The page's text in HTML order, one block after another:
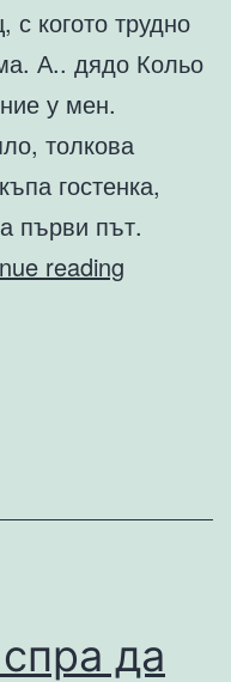
с когото трудно
А.. дядо Кольо
у мен.
толкова
гостенка,
първи път.
reading
да